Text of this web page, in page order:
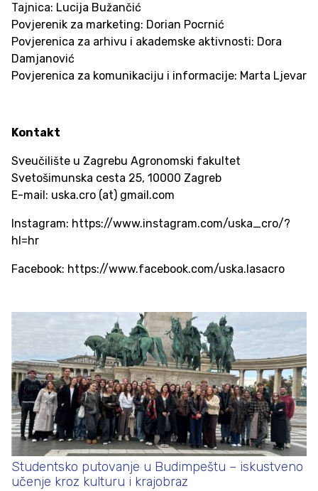
Tajnica: Lucija Bužančić
Povjerenik za marketing: Dorian Pocrnić
Povjerenica za arhivu i akademske aktivnosti: Dora
Damjanović
Povjerenica za komunikaciju i informacije: Marta Ljevar
Kontakt
Sveučilište u Zagrebu Agronomski fakultet
Svetošimunska cesta 25, 10000 Zagreb
E-mail: uska.cro (at) gmail.com
Instagram: https://www.instagram.com/uska_cro/?
hl=hr
Facebook: https://www.facebook.com/uska.lasacro
Studentsko putovanje u Budimpeštu – iskustveno
učenje kroz kulturu i krajobraz